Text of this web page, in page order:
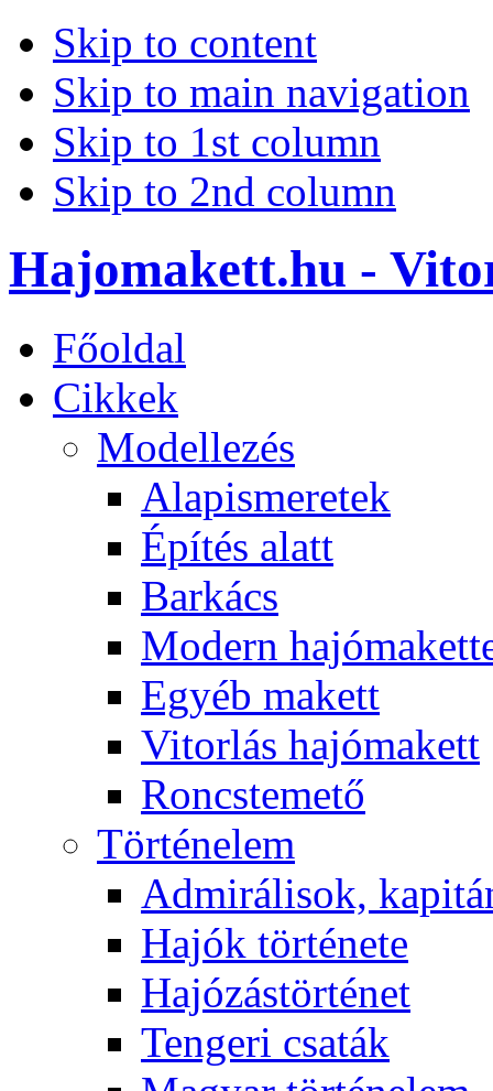
Skip to content
Skip to main navigation
Skip to 1st column
Skip to 2nd column
Hajomakett.hu -
Főoldal
Cikkek
Modellezés
Alapismeretek
Építés alatt
Barkács
Modern
Egyéb makett
Vitorlás hajómakett
Roncstemető
Történelem
Admirálisok,
Hajók története
Hajózástörténet
Tengeri csaták